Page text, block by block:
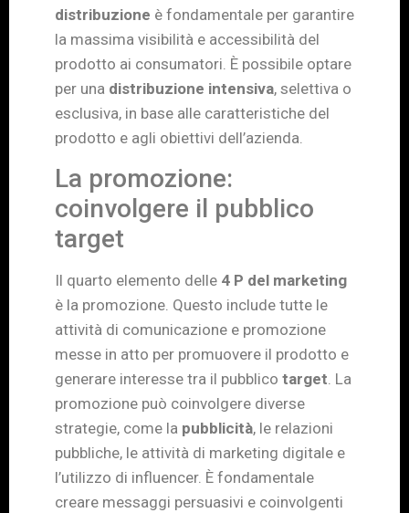
distribuzione è fondamentale per garantire
la massima visibilità e accessibilità del
prodotto ai consumatori. È possibile optare
per una distribuzione intensiva, selettiva o
esclusiva, in base alle caratteristiche del
prodotto e agli obiettivi dell’azienda.
La promozione:
coinvolgere il pubblico
target
Il quarto elemento delle 4 P del marketing
è la promozione. Questo include tutte le
attività di comunicazione e promozione
messe in atto per promuovere il prodotto e
generare interesse tra il pubblico target. La
promozione può coinvolgere diverse
strategie, come la pubblicità, le relazioni
pubbliche, le attività di marketing digitale e
l’utilizzo di influencer. È fondamentale
creare messaggi persuasivi e coinvolgenti